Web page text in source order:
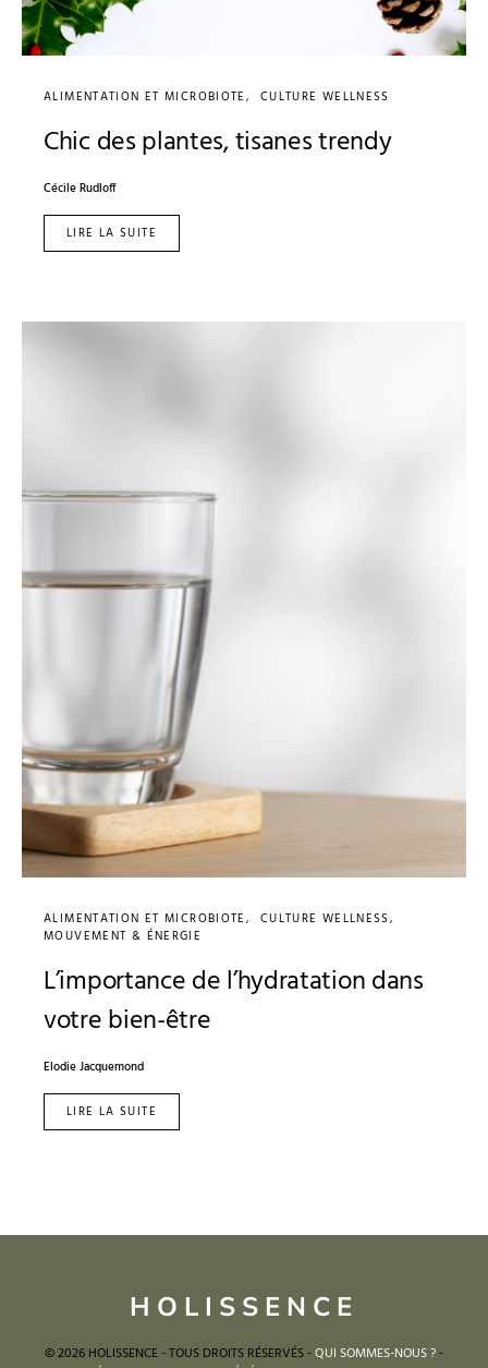
ALIMENTATION ET MICROBIOTE CULTURE WELLNESS
Chic des plantes, tisanes trendy
Cécile Rudloff
LIRE LA SUITE
ALIMENTATION ET MICROBIOTE
CULTURE WELLNESS
MOUVEMENT & ÉNERGIE
L’importance de l’hydratation dans
votre bien-être
Elodie Jacquemond
LIRE LA SUITE
HOLISSENCE
© 2026 HOLISSENCE - TOUS DROITS RÉSERVÉS -QUI SOMMES-NOUS ?-